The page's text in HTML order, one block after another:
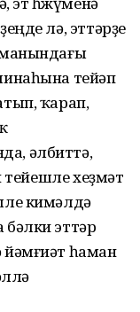
лә, эттәрҙе
тейәп
ҡарап,
әлбиттә,
тейешле хеҙмәт
кимәлдә
эттәр
йәмғиәт һаман